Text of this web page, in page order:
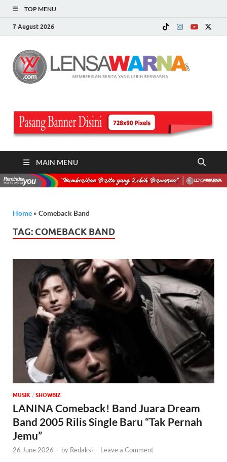
TOP MENU
7 August 2026
MAIN MENU
Home » Comeback Band
TAG: COMEBACK BAND
MUSIK / ‎SHOWBIZ
LANINA Comeback! Band Juara Dream
Band 2005 Rilis Single Baru “Tak Pernah
Jemu”
26 June 2026 - by Redaksi - Leave a Comment